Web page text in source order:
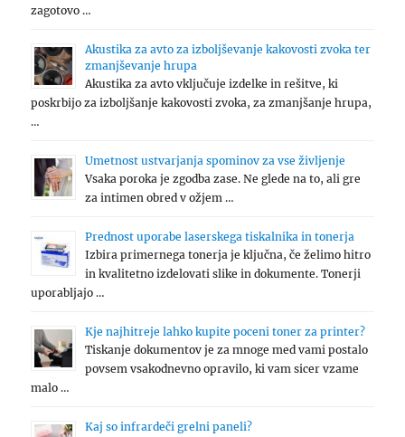
zagotovo …
Akustika za avto za izboljševanje kakovosti zvoka ter
zmanjševanje hrupa
Akustika za avto vključuje izdelke in rešitve, ki
poskrbijo za izboljšanje kakovosti zvoka, za zmanjšanje hrupa,
…
Umetnost ustvarjanja spominov za vse življenje
Vsaka poroka je zgodba zase. Ne glede na to, ali gre
za intimen obred v ožjem …
Prednost uporabe laserskega tiskalnika in tonerja
Izbira primernega tonerja je ključna, če želimo hitro
in kvalitetno izdelovati slike in dokumente. Tonerji
uporabljajo …
Kje najhitreje lahko kupite poceni toner za printer?
Tiskanje dokumentov je za mnoge med vami postalo
povsem vsakodnevno opravilo, ki vam sicer vzame
malo …
Kaj so infrardeči grelni paneli?